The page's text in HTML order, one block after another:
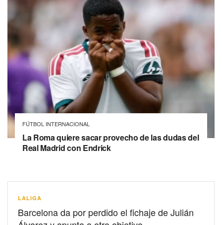
FÚTBOL INTERNACIONAL
La Roma quiere sacar provecho de las dudas del
Real Madrid con Endrick
LALIGA
Barcelona da por perdido el fichaje de Julián